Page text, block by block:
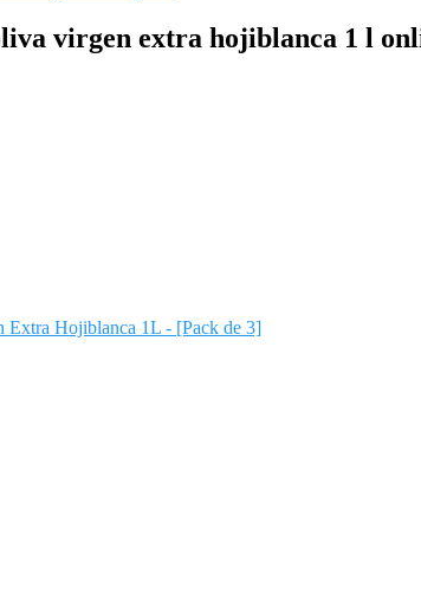
virgen extra hojiblanca 1 l
Extra Hojiblanca 1L - [Pack de 3]